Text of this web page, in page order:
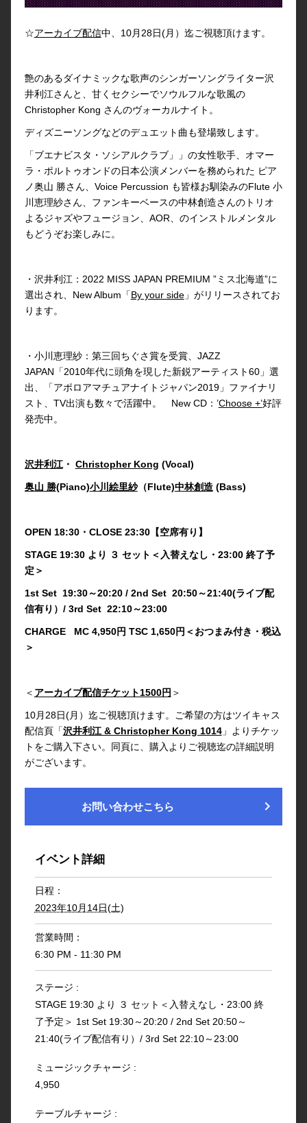
☆アーカイブ配信中、10月28日(月）迄ご視聴頂けます。
艶のあるダイナミックな歌声のシンガーソングライター沢
井利江さんと、甘くセクシーでソウルフルな歌風の
Christopher Kong さんのヴォーカルナイト。
ディズニーソングなどのデュエット曲も登場致します。
「ブエナビスタ・ソシアルクラブ」」の女性歌手、オマー
ラ・ポルトゥオンドの日本公演メンバーを務められた ピア
ノ奥山 勝さん、Voice Percussion も皆様お馴染みのFlute 小
川恵理紗さん、ファンキーベースの中林創造さんのトリオ
よるジャズやフュージョン、AOR、のインストルメンタル
もどうぞお楽しみに。
・沢井利江：2022 MISS JAPAN PREMIUM ”ミス北海道”に
選出され、New Album「By your side」がリリースされてお
ります。
・小川恵理紗：第三回ちぐさ賞を受賞、JAZZ
JAPAN「2010年代に頭角を現した新鋭アーティスト60」選
出、「アポロアマチュアナイトジャパン2019」ファイナリ
スト、TV出演も数々で活躍中。 New CD：’Choose +’好評
発売中。
沢井利江・ Christopher Kong (Vocal)
奥山 勝(Piano)小川絵里紗（Flute)中林創造(Bass)
OPEN 18:30・CLOSE 23:30【空席有り】
STAGE 19:30 より ３ セット＜入替えなし・23:00 終了予
定＞
1st Set 19:30～20:20 / 2nd Set 20:50～21:40(ライブ配
信有り）/ 3rd Set 22:10～23:00
CHARGE MC 4,950円 TSC 1,650円＜おつまみ付き・税込
＞
＜ アーカイブ配信チケット1500円 ＞
10月28日(月）迄ご視聴頂けます。ご希望の方はツイキャス
配信頁「沢井利江 & Christopher Kong 1014」よりチケッ
トをご購入下さい。同頁に、購入よりご視聴迄の詳細説明
がございます。
お問い合わせこちら chevron_right
イベント詳細
日程：
2023年10月14日(土)
営業時間：
6:30 PM - 11:30 PM
ステージ :
STAGE 19:30 より ３ セット＜入替えなし・23:00 終
了予定＞ 1st Set 19:30～20:20 / 2nd Set 20:50～
21:40(ライブ配信有り）/ 3rd Set 22:10～23:00
ミュージックチャージ :
4,950
テーブルチャージ :